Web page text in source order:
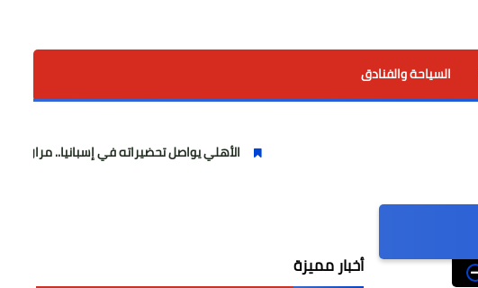
السياحة والفنادق
الأهلي يواصل تحضيراته في إسبانيا.. مران صباحي قوي
أخبار مميزة